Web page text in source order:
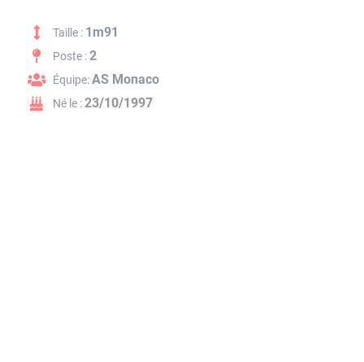
Taille : 1m91
Poste :2
Équipe:AS Monaco
Né le :23/10/1997